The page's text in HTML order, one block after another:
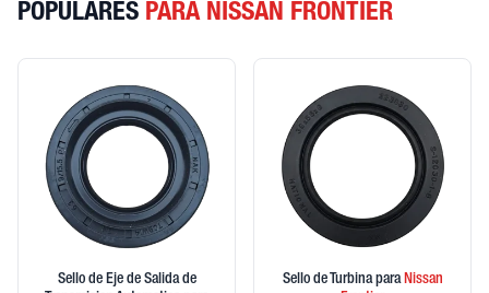
POPULARES PARA NISSAN FRONTIER
Sello de Eje de Salida de
Sello de Turbina paraNissan